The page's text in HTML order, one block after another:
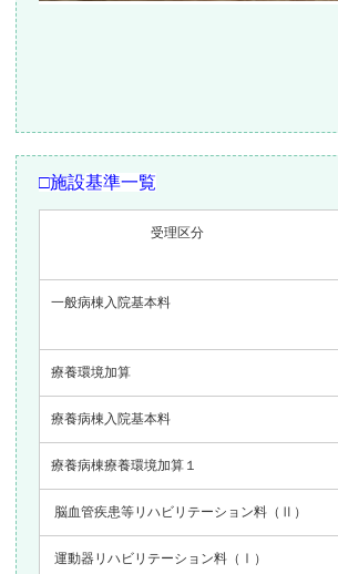
□施設基準一覧
受理区分
一般病棟入院基本料
療養環境加算
療養病棟入院基本料
療養病棟療養環境加算１
脳血管疾患等リハビリテーション料（Ⅱ）
運動器リハビリテーション料（Ⅰ）